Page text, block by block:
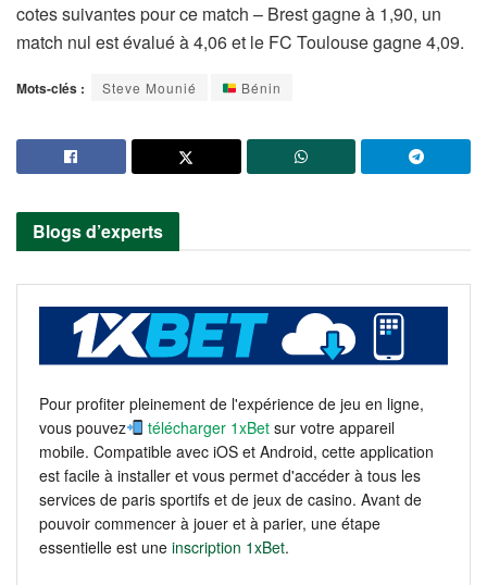
cotes suivantes pour ce match – Brest gagne à 1,90, un
match nul est évalué à 4,06 et le FC Toulouse gagne 4,09.
Mots-clés : Steve Mounié Bénin
Blogs d’experts
Pour profiter pleinement de l'expérience de jeu en ligne,
vous pouvez
télécharger 1xBet sur votre appareil
mobile. Compatible avec iOS et Android, cette application
est facile à installer et vous permet d'accéder à tous les
services de paris sportifs et de jeux de casino. Avant de
pouvoir commencer à jouer et à parier, une étape
essentielle est une inscription 1xBet.